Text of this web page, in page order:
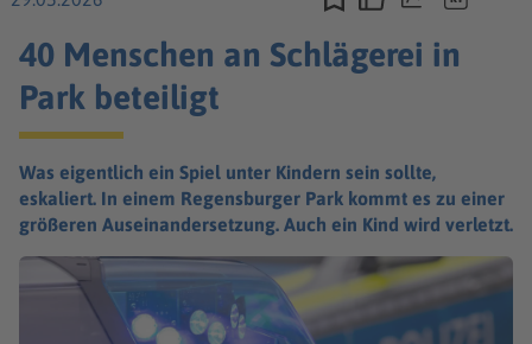
Teilen
40 Menschen an Schlägerei in
Park beteiligt
Was eigentlich ein Spiel unter Kindern sein sollte,
eskaliert. In einem Regensburger Park kommt es zu einer
größeren Auseinandersetzung. Auch ein Kind wird verletzt.